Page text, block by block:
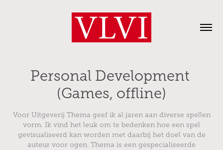
Personal Development
(Games, offline)
Voor Uitgeverij Thema geef ik al jaren aan diverse spellen
vorm. Ik vind het leuk om te bedenken hoe een spel
gevisualiseerd kan worden met daarbij het doel van de
auteur voor ogen. Thema is een gespecialiseerde